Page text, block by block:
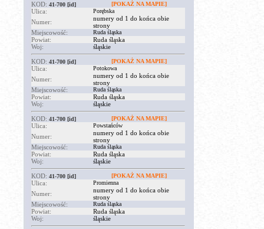
KOD: 41-700 [id] [POKAŻ NA MAPIE]
Ulica: Porębska
Numer:
numery od 1 do końca obie
strony
Miejscowość:
Ruda śląska
Powiat:
Ruda śląska
Woj:
śląskie
KOD: 41-700 [id] [POKAŻ NA MAPIE]
Ulica: Potokowa
Numer:
numery od 1 do końca obie
strony
Miejscowość:
Ruda śląska
Powiat:
Ruda śląska
Woj:
śląskie
KOD: 41-700 [id] [POKAŻ NA MAPIE]
Ulica: Powstańców
Numer:
numery od 1 do końca obie
strony
Miejscowość:
Ruda śląska
Powiat:
Ruda śląska
Woj:
śląskie
KOD: 41-700 [id] [POKAŻ NA MAPIE]
Ulica: Promienna
Numer:
numery od 1 do końca obie
strony
Miejscowość:
Ruda śląska
Powiat:
Ruda śląska
Woj:
śląskie